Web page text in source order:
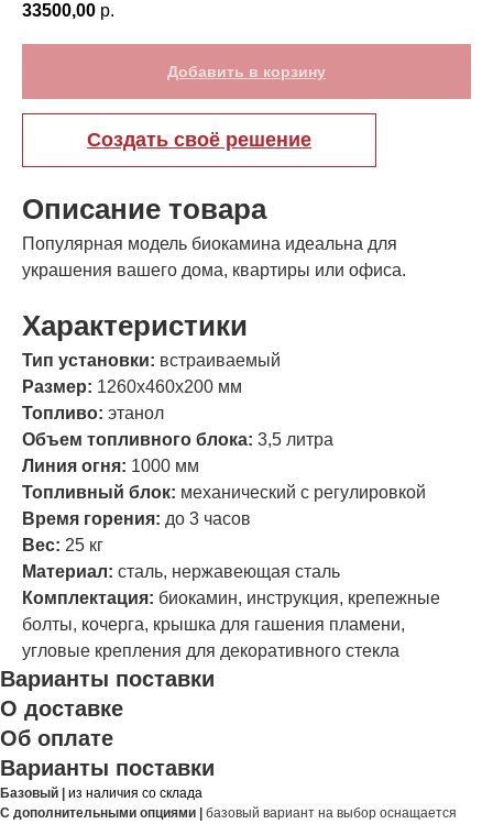
33500,00 р.
Добавить в корзину
Создать своё решение
Описание товара
Популярная модель биокамина идеальна для
украшения вашего дома, квартиры или офиса.
Характеристики
Тип установки: встраиваемый
Размер: 1260х460х200 мм
Топливо: этанол
Объем топливного блока: 3,5 литра
Линия огня: 1000 мм
Топливный блок: механический с регулировкой
Время горения: до 3 часов
Вес: 25 кг
Материал: сталь, нержавеющая сталь
Комплектация: биокамин, инструкция, крепежные
болты, кочерга, крышка для гашения пламени,
угловые крепления для декоративного стекла
Варианты поставки
О доставке
Об оплате
Варианты поставки
Базовый | из наличия со склада
С дополнительными опциями | базовый вариант на выбор оснащается